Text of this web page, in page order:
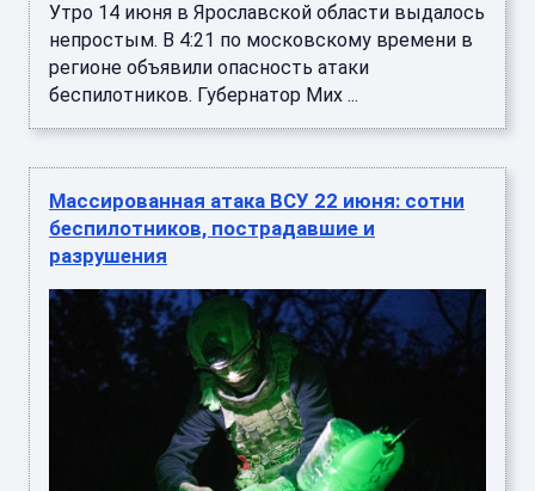
Утро 14 июня в Ярославской области выдалось
непростым. В 4:21 по московскому времени в
регионе объявили опасность атаки
беспилотников. Губернатор Мих ...
Массированная атака ВСУ 22 июня: сотни
беспилотников, пострадавшие и
разрушения